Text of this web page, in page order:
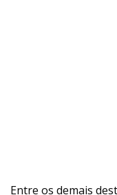
Entre os demais